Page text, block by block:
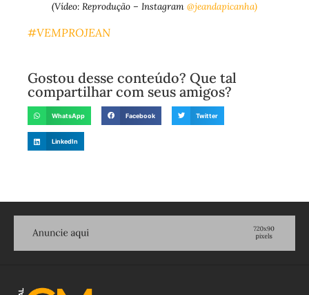
(Vídeo: Reprodução – Instagram @jeandapicanha)
#VEMPROJEAN
Gostou desse conteúdo? Que tal
compartilhar com seus amigos?
WhatsApp Facebook Twitter
LinkedIn